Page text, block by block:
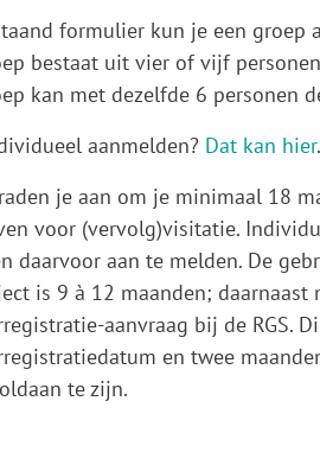
formulier kun je een groep
bestaat uit vier of vijf
kan met dezelfde 6 personen
aanmelden? Dat kan hier.
je aan om je minimaal 18
voor (vervolg)visitatie.
daarvoor aan te melden. De
is 9 à 12 maanden; daarnaast
aanvraag bij de RGS.
en twee
te zijn.